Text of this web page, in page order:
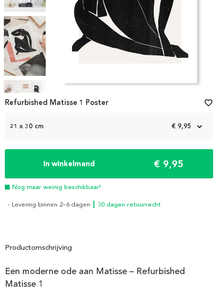
1
21 x 30 cm € 9,95
In winkelmand € 9,95
Nog maar weinig beschikbaar!
- Levering binnen 2–6 dagen ┃ 30 dagen retourrecht
Refurbished Matisse 1 Poster favorite_border
Productomschrijving
Een moderne ode aan Matisse – Refurbished
Matisse 1